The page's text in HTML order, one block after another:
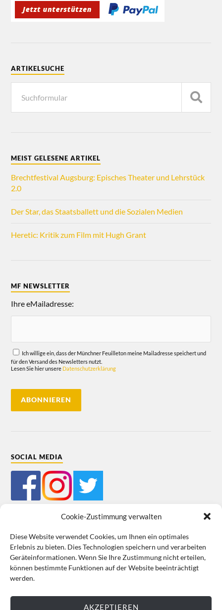
Cookie-Zustimmung verwalten
Diese Website verwendet Cookies, um Ihnen ein optimales
Erlebnis zu bieten. Dies Technologien speichern und verarbeiten
Geräteinformationen. Wenn Sie Ihre Zustimmung nicht erteilen,
können bestimmte Funktionen auf der Website beeinträchtigt
werden.
AKZEPTIEREN
ARTIKELSUCHE
MEIST GELESENE ARTIKEL
Brechtfestival Augsburg: Episches Theater und Lehrstück
2.0
Der Star, das Staatsballett und die Sozialen Medien
Heretic: Kritik zum Film mit Hugh Grant
MF NEWSLETTER
Ihre eMailadresse:
Ich willige ein, dass der Münchner Feuilleton meine Mailadresse speichert und
für den Versand des Newsletters nutzt.
Lesen Sie hier unsere Datenschutzerklärung
SOCIAL MEDIA
Mein Bestellkonto Kundeninformationen Datenschutz
Cookie-Richtlinie (EU) Impressum
VERTRAG WIDERRUFEN